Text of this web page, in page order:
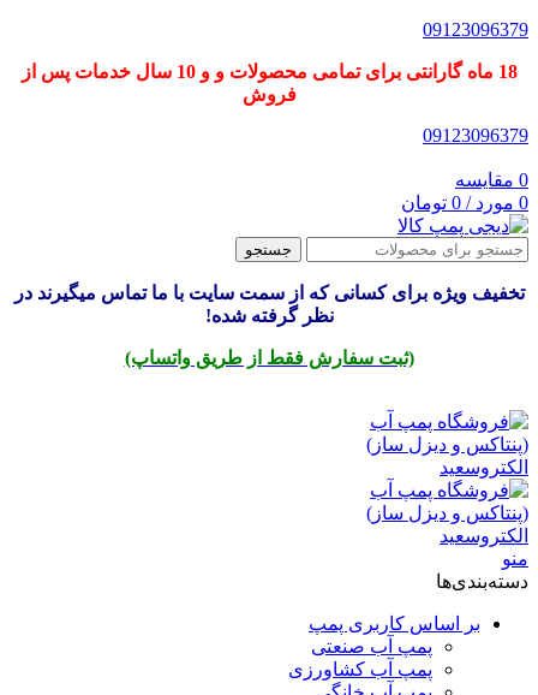
09123096379
18 ماه گارانتی برای تمامی محصولات و و 10 سال خدمات پس از
فروش
09123096379
0 مقایسه
0 مورد /
0 تومان
جستجو
تخفیف ویژه برای کسانی که از سمت سایت با ما تماس میگیرند در
نظر گرفته شده!
(ثبت سفارش فقط از طریق واتساپ)
منو
دسته‌بندی‌ها
بر اساس کاربری پمپ
پمپ آب صنعتی
پمپ آب کشاورزی